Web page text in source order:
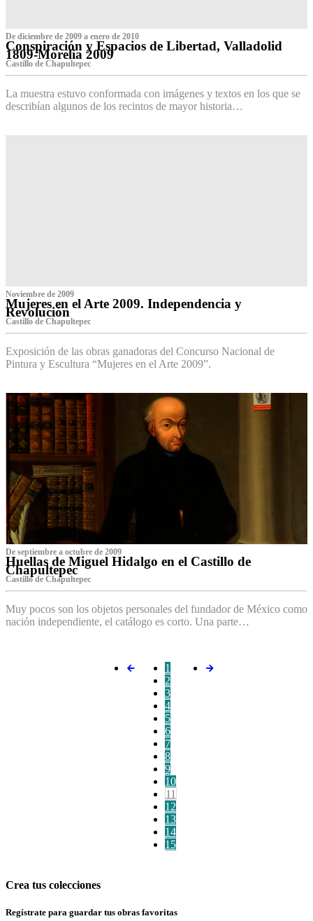
De diciembre de 2009 a enero de 2010
Conspiración y Espacios de Libertad, Valladolid
1809-Morelia 2009
Castillo de Chapultepec
La muestra estuvo conformada con imágenes y textos en los que se
describían algunos de los recintos de mayor historia…
Noviembre de 2009
Mujeres en el Arte 2009. Independencia y
Revolución
Castillo de Chapultepec
Exposición de las obras ganadoras del Concurso Nacional de
Pintura y Escultura “Mujeres en el Arte 2009”.
De septiembre a octubre de 2009
Huellas de Miguel Hidalgo en el Castillo de
Chapultepec
Castillo de Chapultepec
Muy pocos son los objetos personales del fundador de México como
nación independiente, el catálogo es corto. Una parte…
1
2
3
4
5
6
7
8
9
10
11
12
13
14
15
Crea tus colecciones
Regístrate para guardar tus obras favoritas